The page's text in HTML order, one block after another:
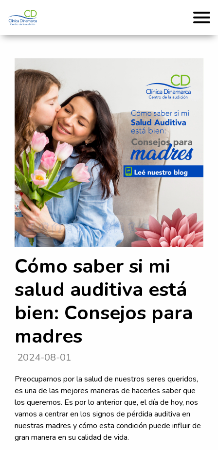
Cómo saber si mi
salud auditiva está
bien: Consejos para
madres
2024-08-01
Preocuparnos por la salud de nuestros seres queridos,
es una de las mejores maneras de hacerles saber que
los queremos. Es por lo anterior que, el día de hoy, nos
vamos a centrar en los signos de pérdida auditiva en
nuestras madres y cómo esta condición puede influir de
gran manera en su calidad de vida.